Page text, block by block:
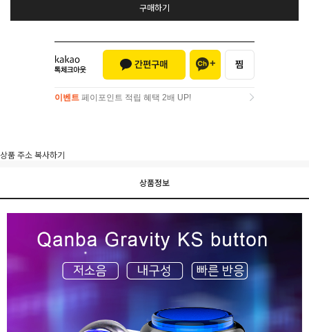
구매하기
이벤트 페이포인트 적립 혜택 2배 UP!
상품 주소 복사하기
상품정보